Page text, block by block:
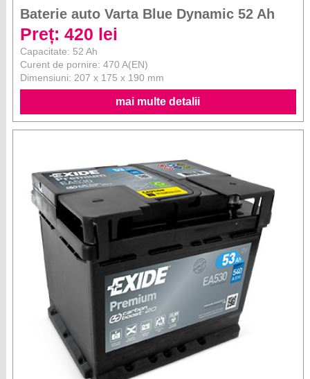
Baterie auto Varta Blue Dynamic 52 Ah
Preț: 420 lei
Capacitate: 52 Ah
Curent de pornire: 470 A(EN)
Dimensiuni: 207 x 175 x 190 mm
mai multe detalii